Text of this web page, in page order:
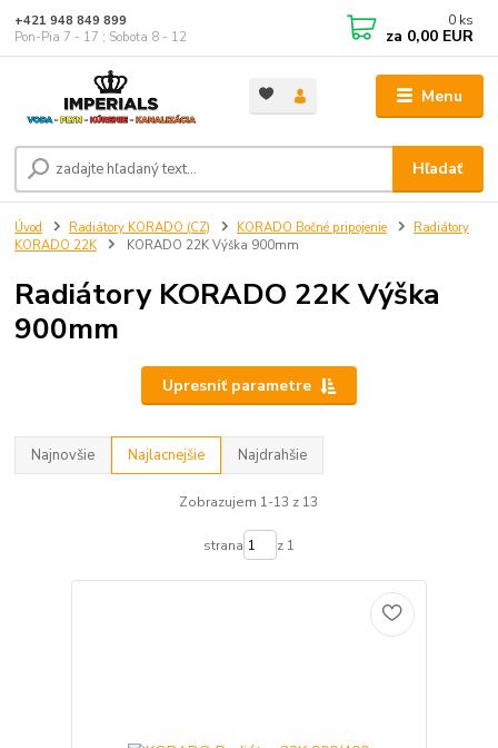
Menu
Hľadať
+421 948 849 899
Pon-Pia 7 - 17 ; Sobota 8 - 12
0 ks
za 0,00 EUR
Úvod Radiátory KORADO (CZ) KORADO Bočné pripojenie
Radiátory
KORADO 22K
KORADO 22K Výška 900mm
Radiátory KORADO 22K Výška
900mm
Upresniť parametre
Najnovšie Najlacnejšie Najdrahšie
Zobrazujem 1-13 z 13
strana z 1